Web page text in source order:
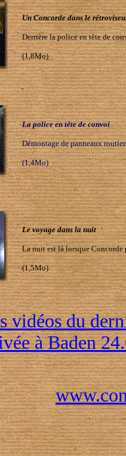
Un Concorde dans le
Derrière la police en tête de
(1,8Mo)
La police en tête de convoi
Démontage de panneaux
(1,4Mo)
Le voyage dans la nuit
La nuit est là lorsque Concorde
(1,5Mo)
vidéos du
à Baden